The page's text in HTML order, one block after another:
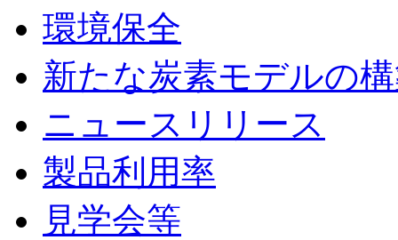
環境保全
新たな炭素モデルの
ニュースリリース
製品利用率
見学会等